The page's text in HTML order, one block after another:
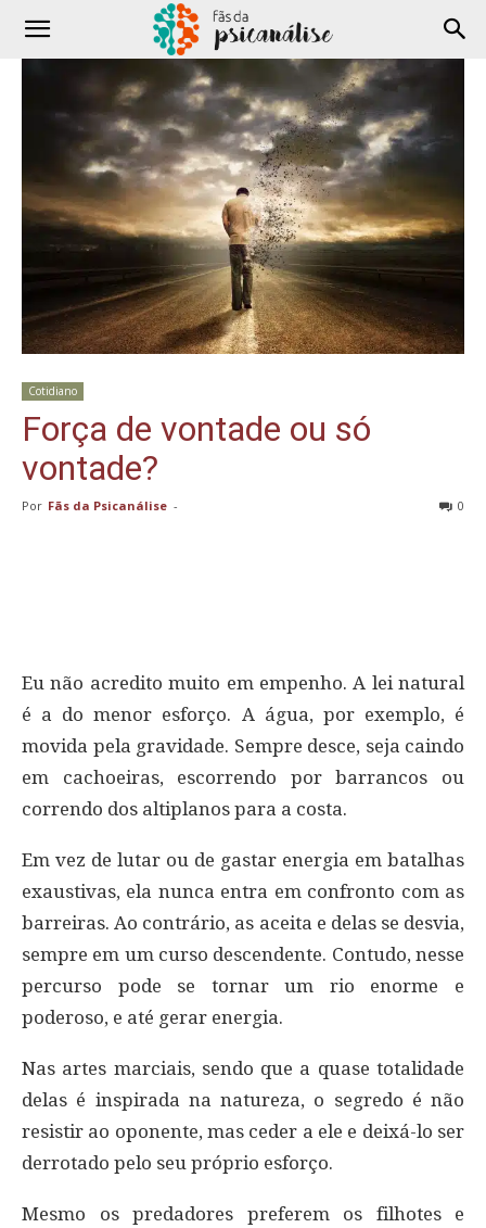
Cotidiano
Força de vontade ou só
vontade?
Por Fãs da Psicanálise - 0
Eu não acredito muito em empenho. A lei natural
é a do menor esforço. A água, por exemplo, é
movida pela gravidade. Sempre desce, seja caindo
em cachoeiras, escorrendo por barrancos ou
correndo dos altiplanos para a costa.
Em vez de lutar ou de gastar energia em batalhas
exaustivas, ela nunca entra em confronto com as
barreiras. Ao contrário, as aceita e delas se desvia,
sempre em um curso descendente. Contudo, nesse
percurso pode se tornar um rio enorme e
poderoso, e até gerar energia.
Nas artes marciais, sendo que a quase totalidade
delas é inspirada na natureza, o segredo é não
resistir ao oponente, mas ceder a ele e deixá-lo ser
derrotado pelo seu próprio esforço.
Mesmo os predadores preferem os filhotes e